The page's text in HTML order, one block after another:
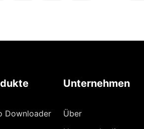
Downloader
Unternehmen
Über